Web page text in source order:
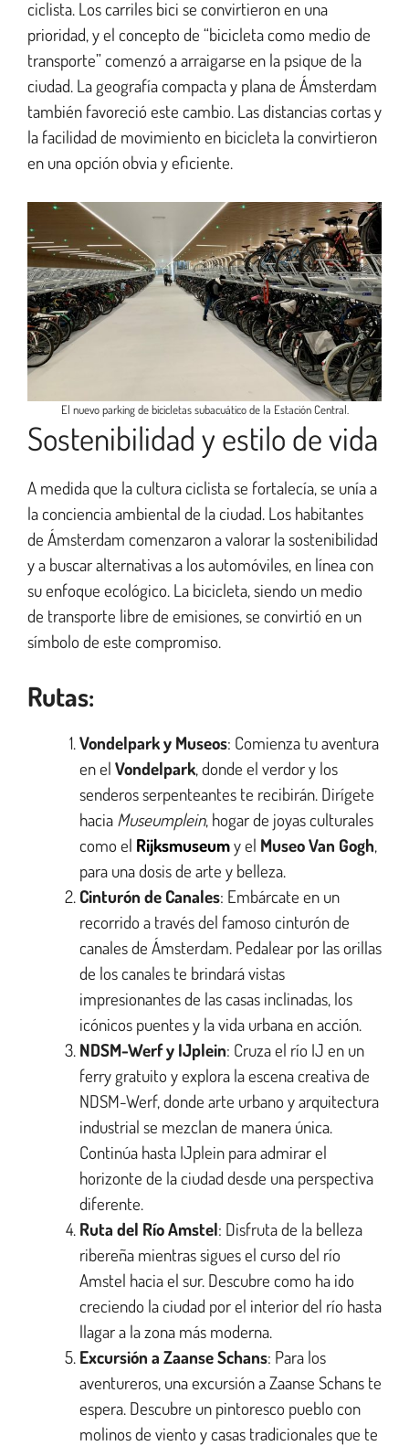
ciclista. Los carriles bici se convirtieron en una
prioridad, y el concepto de “bicicleta como medio de
transporte” comenzó a arraigarse en la psique de la
ciudad. La geografía compacta y plana de Ámsterdam
también favoreció este cambio. Las distancias cortas y
la facilidad de movimiento en bicicleta la convirtieron
en una opción obvia y eficiente.
El nuevo parking de bicicletas subacuático de la Estación Central.
Sostenibilidad y estilo de vida
A medida que la cultura ciclista se fortalecía, se unía a
la conciencia ambiental de la ciudad. Los habitantes
de Ámsterdam comenzaron a valorar la sostenibilidad
y a buscar alternativas a los automóviles, en línea con
su enfoque ecológico. La bicicleta, siendo un medio
de transporte libre de emisiones, se convirtió en un
símbolo de este compromiso.
Rutas:
Vondelpark y Museos: Comienza tu aventura
en el Vondelpark, donde el verdor y los
senderos serpenteantes te recibirán. Dirígete
hacia Museumplein, hogar de joyas culturales
como el Rijksmuseumy el Museo Van Gogh,
para una dosis de arte y belleza.
Cinturón de Canales: Embárcate en un
recorrido a través del famoso cinturón de
canales de Ámsterdam. Pedalear por las orillas
de los canales te brindará vistas
impresionantes de las casas inclinadas, los
icónicos puentes y la vida urbana en acción.
NDSM-Werf y IJplein: Cruza el río IJ en un
ferry gratuito y explora la escena creativa de
NDSM-Werf, donde arte urbano y arquitectura
industrial se mezclan de manera única.
Continúa hasta IJplein para admirar el
horizonte de la ciudad desde una perspectiva
diferente.
Ruta del Río Amstel: Disfruta de la belleza
ribereña mientras sigues el curso del río
Amstel hacia el sur. Descubre como ha ido
creciendo la ciudad por el interior del río hasta
llagar a la zona más moderna.
Excursión a Zaanse Schans: Para los
aventureros, una excursión a Zaanse Schans te
espera. Descubre un pintoresco pueblo con
molinos de viento y casas tradicionales que te